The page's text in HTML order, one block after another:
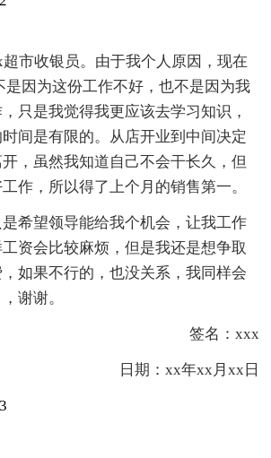
市收银员。由于我个人原因，现在
是因为这份工作不好，也不是因为我
只是我觉得我更应该去学习知识，
间是有限的。从店开业到中间决定
，虽然我知道自己不会干长久，但
作，所以得了上个月的销售第一。
希望领导能给我个机会，让我工作
资会比较麻烦，但是我还是想争取
如果不行的，也没关系，我同样会
谢谢。
签名：xxx
日期：xx年xx月xx日